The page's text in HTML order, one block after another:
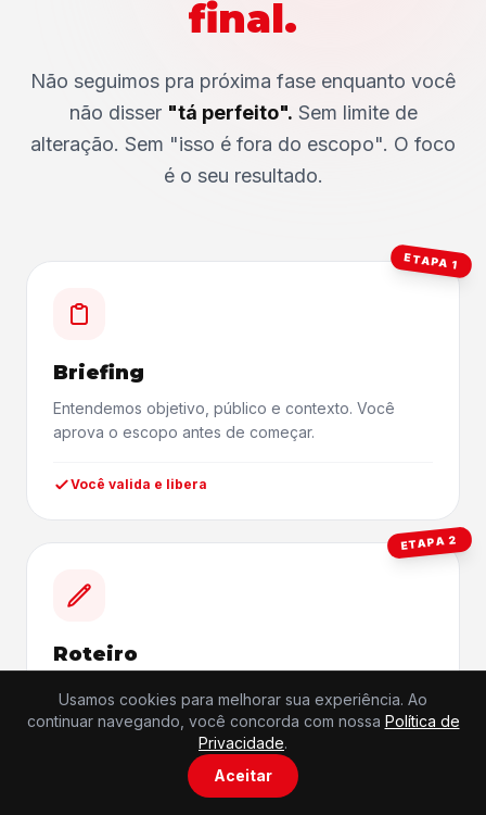
final.
Não seguimos pra próxima fase enquanto você
não disser "tá perfeito". Sem limite de
alteração. Sem "isso é fora do escopo". O foco
é o seu resultado.
ETAPA 1
Briefing
Entendemos objetivo, público e contexto. Você
aprova o escopo antes de começar.
Você valida e libera
ETAPA 2
Roteiro
Texto pronto pra gravação. Você ajusta cada
parágrafo até ficar exatamente como precisa.
Você valida e libera
Usamos cookies para melhorar sua experiência. Ao
continuar navegando, você concorda com nossa Política de
Privacidade.
Aceitar